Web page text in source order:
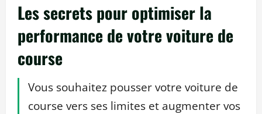
Les secrets pour optimiser la
performance de votre voiture de
course
Vous souhaitez pousser votre voiture de
course vers ses limites et augmenter vos